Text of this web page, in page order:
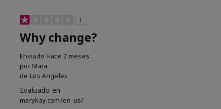
1
Why change?
Enviado Hace 2 meses
por Mara
de Los Angeles
Evaluado en
marykay.com/en-us/